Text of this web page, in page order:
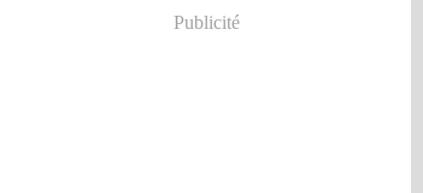
Publicité